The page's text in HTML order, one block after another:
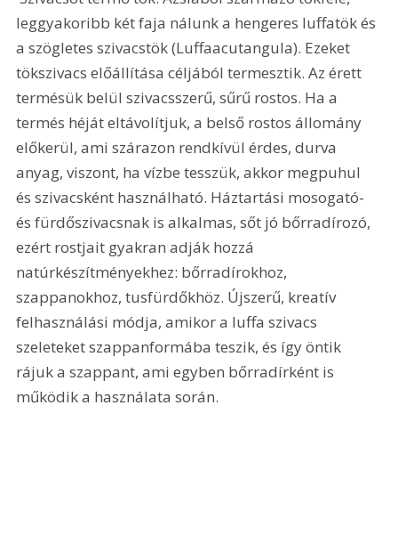
leggyakoribb két faja nálunk a hengeres luffatök és
a szögletes szivacstök (Luffaacutangula). Ezeket
tökszivacs előállítása céljából termesztik. Az érett
termésük belül szivacsszerű, sűrű rostos. Ha a
termés héját eltávolítjuk, a belső rostos állomány
előkerül, ami szárazon rendkívül érdes, durva
anyag, viszont, ha vízbe tesszük, akkor megpuhul
és szivacsként használható. Háztartási mosogató-
és fürdőszivacsnak is alkalmas, sőt jó bőrradírozó,
ezért rostjait gyakran adják hozzá
natúrkészítményekhez: bőrradírokhoz,
szappanokhoz, tusfürdőkhöz. Újszerű, kreatív
felhasználási módja, amikor a luffa szivacs
szeleteket szappanformába teszik, és így öntik
rájuk a szappant, ami egyben bőrradírként is
működik a használata során.